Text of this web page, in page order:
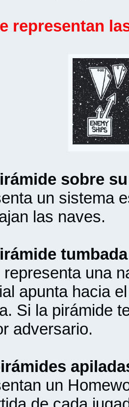
representan
sobre
un sistema
las naves.
tumbada
representa una
apunta hacia
Si la pirámide
adversario.
un